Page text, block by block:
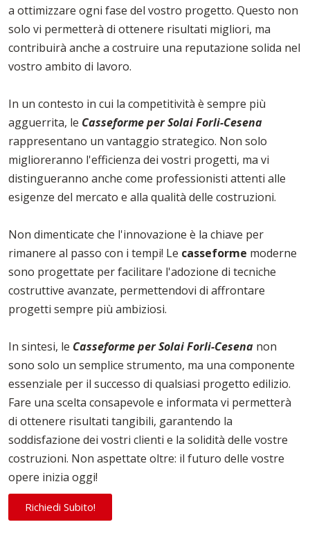
a ottimizzare ogni fase del vostro progetto. Questo non
solo vi permetterà di ottenere risultati migliori, ma
contribuirà anche a costruire una reputazione solida nel
vostro ambito di lavoro.
In un contesto in cui la competitività è sempre più
agguerrita, le Casseforme per Solai Forli-Cesena
rappresentano un vantaggio strategico. Non solo
miglioreranno l'efficienza dei vostri progetti, ma vi
distingueranno anche come professionisti attenti alle
esigenze del mercato e alla qualità delle costruzioni.
Non dimenticate che l'innovazione è la chiave per
rimanere al passo con i tempi! Le casseforme moderne
sono progettate per facilitare l'adozione di tecniche
costruttive avanzate, permettendovi di affrontare
progetti sempre più ambiziosi.
In sintesi, le Casseforme per Solai Forli-Cesena non
sono solo un semplice strumento, ma una componente
essenziale per il successo di qualsiasi progetto edilizio.
Fare una scelta consapevole e informata vi permetterà
di ottenere risultati tangibili, garantendo la
soddisfazione dei vostri clienti e la solidità delle vostre
costruzioni. Non aspettate oltre: il futuro delle vostre
opere inizia oggi!
Richiedi Subito!